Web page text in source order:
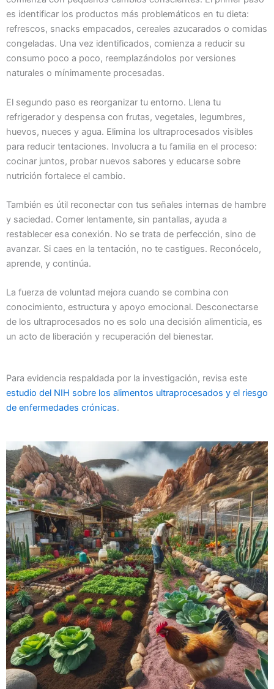
es identificar los productos más problemáticos en tu dieta:
refrescos, snacks empacados, cereales azucarados o comidas
congeladas. Una vez identificados, comienza a reducir su
consumo poco a poco, reemplazándolos por versiones
naturales o mínimamente procesadas.
El segundo paso es reorganizar tu entorno. Llena tu
refrigerador y despensa con frutas, vegetales, legumbres,
huevos, nueces y agua. Elimina los ultraprocesados visibles
para reducir tentaciones. Involucra a tu familia en el proceso:
cocinar juntos, probar nuevos sabores y educarse sobre
nutrición fortalece el cambio.
También es útil reconectar con tus señales internas de hambre
y saciedad. Comer lentamente, sin pantallas, ayuda a
restablecer esa conexión. No se trata de perfección, sino de
avanzar. Si caes en la tentación, no te castigues. Reconócelo,
aprende, y continúa.
La fuerza de voluntad mejora cuando se combina con
conocimiento, estructura y apoyo emocional. Desconectarse
de los ultraprocesados no es solo una decisión alimenticia, es
un acto de liberación y recuperación del bienestar.
Para evidencia respaldada por la investigación, revisa este
estudio del NIH sobre los alimentos ultraprocesados y el riesgo
de enfermedades crónicas.